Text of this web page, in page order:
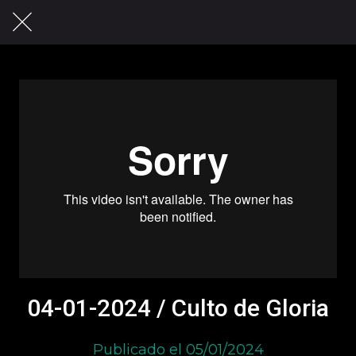
04-01-2024 / Culto de Gloria
Publicado el 05/01/2024